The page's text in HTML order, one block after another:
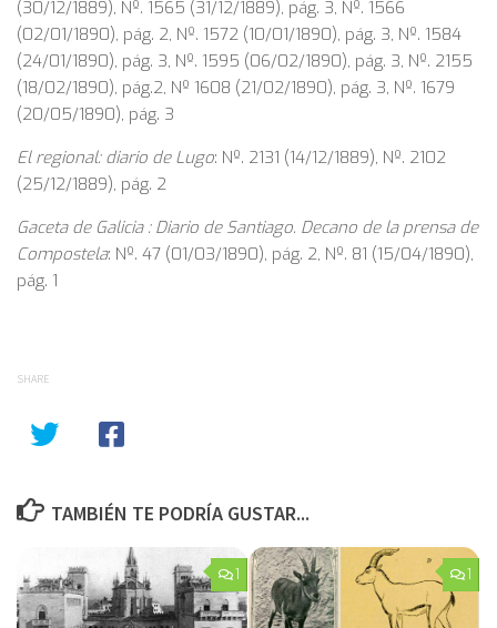
(30/12/1889), Nº. 1565 (31/12/1889), pág. 3, Nº. 1566
(02/01/1890), pág. 2, Nº. 1572 (10/01/1890), pág. 3, Nº. 1584
(24/01/1890), pág. 3, Nº. 1595 (06/02/1890), pág. 3, Nº. 2155
(18/02/1890), pág.2, Nº 1608 (21/02/1890), pág. 3, Nº. 1679
(20/05/1890), pág. 3
El regional: diario de Lugo: Nº. 2131 (14/12/1889), Nº. 2102
(25/12/1889), pág. 2
Gaceta de Galicia : Diario de Santiago. Decano de la prensa de
Compostela: Nº. 47 (01/03/1890), pág. 2, Nº. 81 (15/04/1890),
pág. 1
SHARE
TAMBIÉN TE PODRÍA GUSTAR...
1 1